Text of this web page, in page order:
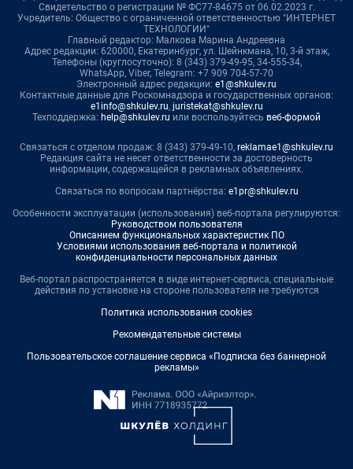
Свидетельство о регистрации № ФС77-84675 от 06.02.2023 г.
Учредитель: Общество с ограниченной ответственностью "ИНТЕРНЕТ
ТЕХНОЛОГИИ"
Главный редактор: Малкова Марина Андреевна
Адрес редакции: 620000, Екатеринбург, ул. Шейнкмана, 10, 3-й этаж,
Телефоны (круглосуточно): 8 (343) 379-49-95, 34-555-34,
WhatsApp, Viber, Telegram: +7 909 704-57-70
Электронный адрес редакции: e1@shkulev.ru
Контактные данные для Роскомнадзора и государственных органов:
e1info@shkulev.ru, juristekat@shkulev.ru
Техподдержка: help@shkulev.ru или воспользуйтесь веб-формой
Связаться с отделом продаж: 8 (343) 379-49-10, reklamae1@shkulev.ru
Редакция сайта не несет ответственности за достоверность
информации, содержащейся в рекламных объявлениях.
Связаться по вопросам партнёрства: e1pr@shkulev.ru
Особенности эксплуатации (использования) веб-портала регулируются:
Руководством пользователя
Описанием функциональных характеристик ПО
Условиями использования веб-портала и политикой
конфиденциальности персональных данных
Веб-портал распространяется в виде интернет-сервиса, специальные
действия по установке на стороне пользователя не требуются
Политика использования cookies
Рекомендательные системы
Пользовательское соглашение сервиса «Подписка без баннерной
рекламы»